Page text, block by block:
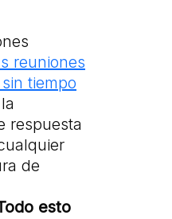
reuniones
tiempo
respuesta
de
esto